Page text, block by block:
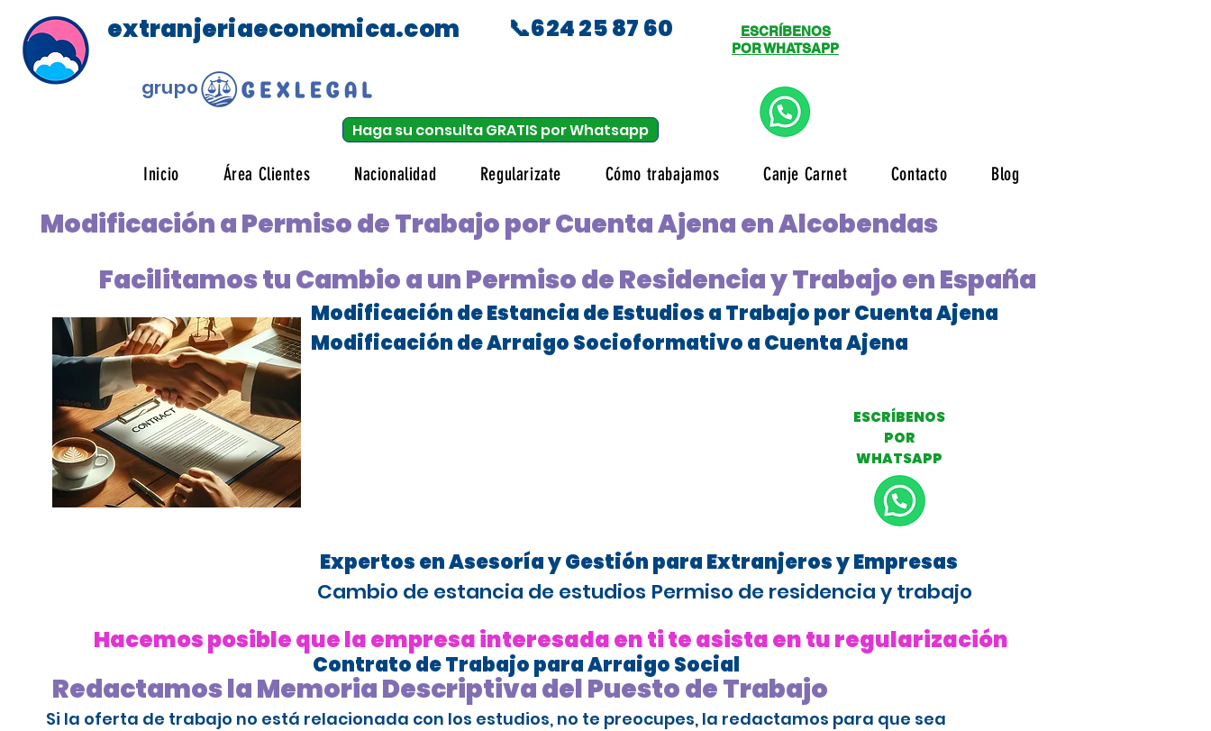
extranjeriaeconomica.com
grupo
📞624 25 87 60
Haga su consulta GRATIS por Whatsapp
ESCRÍBENOS
POR WHATSAPP
Inicio Área Clientes Nacionalidad Regularizate Cómo trabajamos Canje Carnet Contacto Blog
Modificación a Permiso de Trabajo por Cuenta Ajena en Alcobendas
Facilitamos tu Cambio a un Permiso de Residencia y Trabajo en España
Modificación de Estancia de Estudios a Trabajo por Cuenta Ajena
ESCRÍBENOS
POR
WHATSAPP
Modificación de Arraigo Socioformativo a Cuenta Ajena
Expertos en Asesoría y Gestión para Extranjeros y Empresas
Cambio de estancia de estudios Permiso de residencia y trabajo
Contrato de Trabajo para Arraigo Social
Hacemos posible que la empresa interesada en ti te asista en tu regularización
Redactamos la Memoria Descriptiva del Puesto de Trabajo
Si la oferta de trabajo no está relacionada con los estudios, no te preocupes, la redactamos para que sea